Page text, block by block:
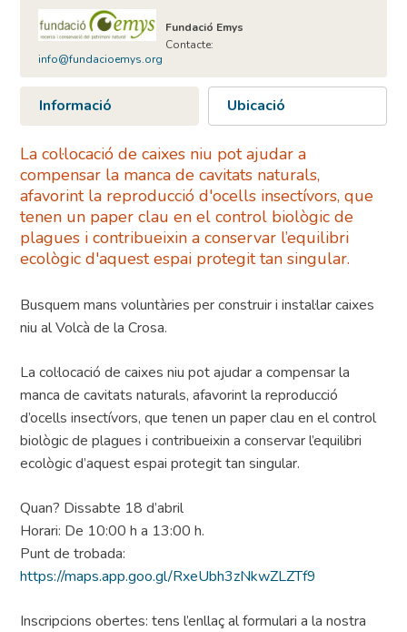
Fundació Emys
Contacte:
info@fundacioemys.org
Informació Ubicació
La col·locació de caixes niu pot ajudar a
compensar la manca de cavitats naturals,
afavorint la reproducció d'ocells insectívors, que
tenen un paper clau en el control biològic de
plagues i contribueixin a conservar l’equilibri
ecològic d'aquest espai protegit tan singular.
Busquem mans voluntàries per construir i instal·lar caixes
niu al Volcà de la Crosa.
La col·locació de caixes niu pot ajudar a compensar la
manca de cavitats naturals, afavorint la reproducció
d’ocells insectívors, que tenen un paper clau en el control
biològic de plagues i contribueixin a conservar l’equilibri
ecològic d’aquest espai protegit tan singular.
Quan? Dissabte 18 d’abril
Horari: De 10:00 h a 13:00 h.
Punt de trobada:
https://maps.app.goo.gl/RxeUbh3zNkwZLZTf9
Inscripcions obertes: tens l’enllaç al formulari a la nostra